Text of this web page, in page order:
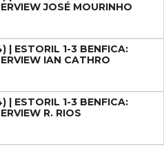
JOSÉ MOURINHO
| ESTORIL 1-3 BENFICA:
IAN CATHRO
| ESTORIL 1-3 BENFICA:
R. RIOS